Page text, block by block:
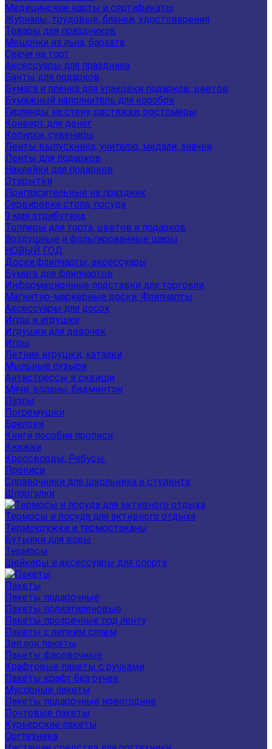
Медицинские карты и сертификаты
Журналы, трудовые, бланки, удостоверения
Товары для праздников
Мешочки из льна, бархата
Свечи на торт
Аксессуары для праздника
Банты для подарков
Бумага и пленка для упаковки подарков, цветов
Бумажный наполнитель для коробок
Гирлянды на стену, растяжки, ростомеры
Конверт для денег
Копилки, сувениры
Ленты выпускника, учителю, медали, значки
Ленты для подарков
Наклейки для подарков
Открытки
Пригласительные на праздник
Сервировка стола, посуда
9 мая атрибутика
Топперы для торта, цветов и подарков
Воздушные и фольгированные шары
НОВЫЙ ГОД
Доски,флипчарты, аксессуары
Бумага для флипчартов
Информационные подставки для торговли
Магнитно-маркерные доски, Флипчарты
Аксессуары для досок
Игры и игрушки
Игрушки для девочек
Игры
Летние игрушки, каталки
Мыльные пузыри
Антистрессы и сквиши
Мячи, воланы, бадминтон
Пазлы
Погремушки
Брелоки
Книги пособия прописи
Книжки
Кроссворды, Ребусы.
Прописи
Справочники для школьника и студента
Шпаргалки
Термосы и посуда для активного отдыха
Термокружки и термостаканы
Бутылки для воды
Термосы
Шейкеры и аксессуары для спорта
Пакеты
Пакеты подарочные
Пакеты полиэтиленовые
Пакеты прозрачные под ленту
Пакеты с липким слоем
Зип лок пакеты
Пакеты фасовочные
Крафтовые пакеты с ручками
Пакеты крафт без ручек
Мусорные пакеты
Пакеты подарочные новогодние
Почтовые пакеты
Курьерские пакеты
Оргтехника